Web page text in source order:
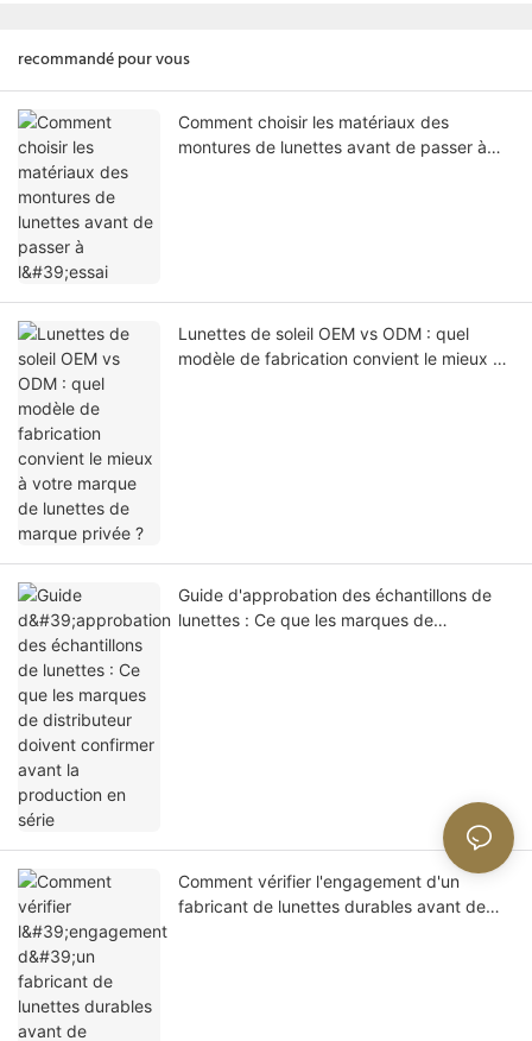
recommandé pour vous
Comment choisir les matériaux des
montures de lunettes avant de passer à
Lunettes de soleil OEM vs ODM : quel
modèle de fabrication convient le mieux à
Guide d'approbation des échantillons de
lunettes : Ce que les marques de
Comment vérifier l'engagement d'un
fabricant de lunettes durables avant de